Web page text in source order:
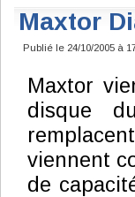
Maxtor
Publié le 24/10/2005 à
Maxtor
disque
viennent
de